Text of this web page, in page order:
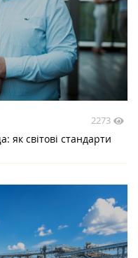
2273
як світові стандарти